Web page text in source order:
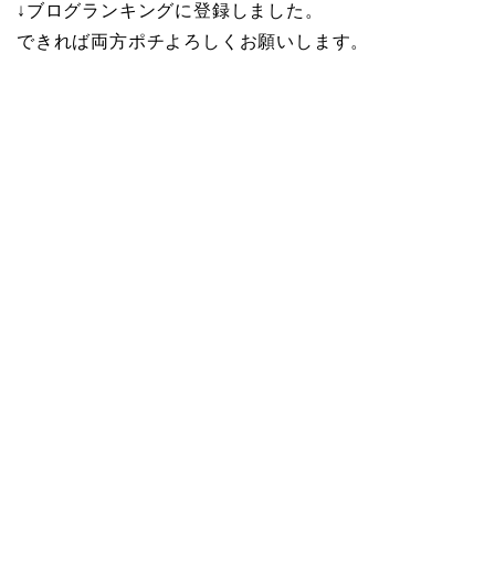
↓ブログランキングに登録しました。
できれば両方ポチよろしくお願いします。